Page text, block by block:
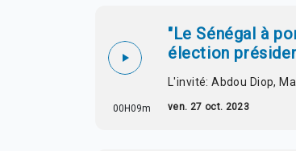
00H09m
"Le Sénégal à
élection
L'invité: Abdou Diop,
ven. 27 oct. 2023